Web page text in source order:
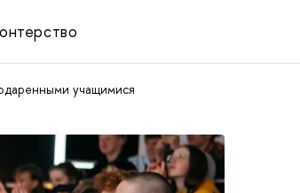
учащимися